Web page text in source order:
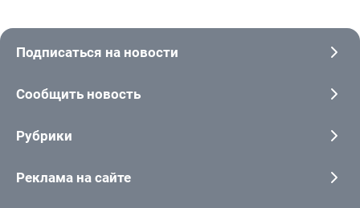
Подписаться на новости
Сообщить новость
Рубрики
Реклама на сайте